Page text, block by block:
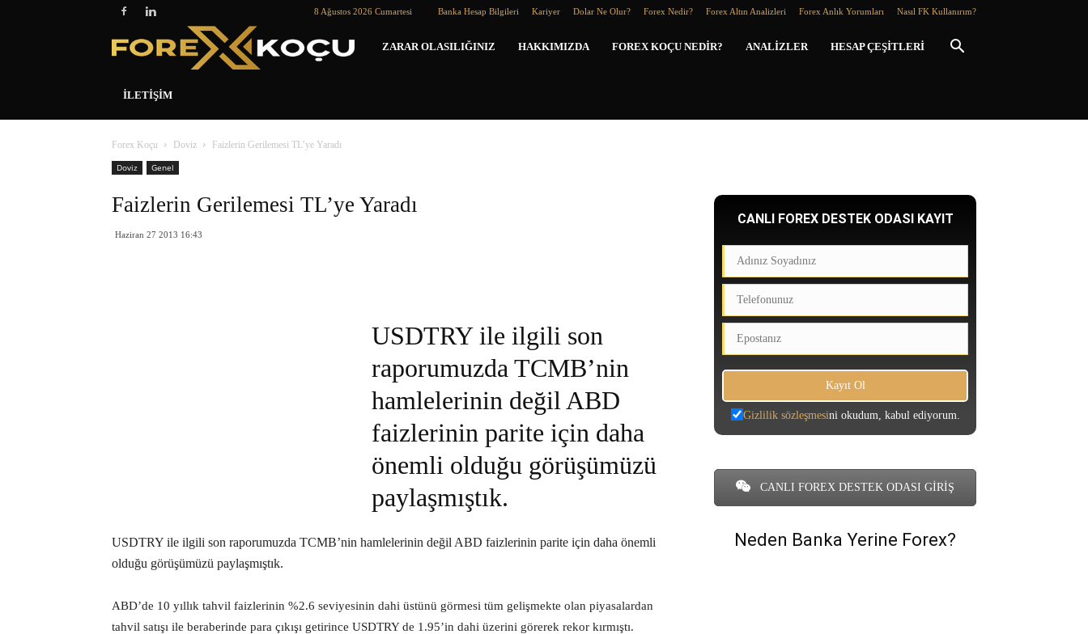
8 Ağustos 2026 Cumartesi Banka Hesap Bilgileri Kariyer Dolar Ne Olur? Forex Nedir? Forex Altın Analizleri Forex Anlık Yorumları Nasıl FK Kullanırım?
Forex
ZARAR OLASILIĞINIZ HAKKIMIZDA FOREX KOÇU NEDIR? ANALIZLER HESAP ÇEŞITLERI
İLETIŞIM
Forex Koçu Doviz
Faizlerin Gerilemesi TL’ye Yaradı
Doviz
Genel
Faizlerin Gerilemesi TL’ye Yaradı
Haziran 27 2013 16:43
USDTRY ile ilgili son
raporumuzda TCMB’nin
hamlelerinin değil ABD
faizlerinin parite için daha
önemli olduğu görüşümüzü
paylaşmıştık.
USDTRY ile ilgili son raporumuzda TCMB’nin hamlelerinin değil ABD faizlerinin parite için daha önemli
olduğu görüşümüzü paylaşmıştık.
ABD’de 10 yıllık tahvil faizlerinin %2.6 seviyesinin dahi üstünü görmesi tüm gelişmekte olan piyasalardan
tahvil satışı ile beraberinde para çıkışı getirince USDTRY de 1.95’in dahi üzerini görerek rekor kırmıştı.
CANLI FOREX DESTEK ODASI KAYIT
Gizlilik sözleşmesini okudum, kabul ediyorum.
CANLI FOREX DESTEK ODASI GİRİŞ
Neden Banka Yerine Forex?